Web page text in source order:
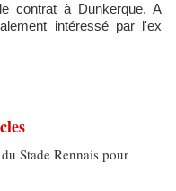
contrat à Dunkerque. A
intéressé par l'ex
Stade Rennais pour